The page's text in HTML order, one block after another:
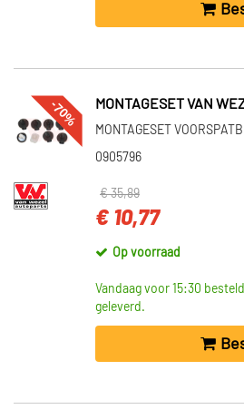
-70% MONTAGESET VAN
MONTAGESET
0905796
€ 35,89
€ 10,77
Op voorraad
Vandaag voor 15:30
geleverd.